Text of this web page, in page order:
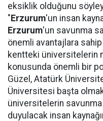
eksiklik olduğunu
" Erzurum'un insan
Erzurum'un savunma
önemli avantajlara
kentteki üniversitelerin
konusunda önemli bir
Güzel, Atatürk
Üniversitesi başta
üniversitelerin savunma
duyulacak insan